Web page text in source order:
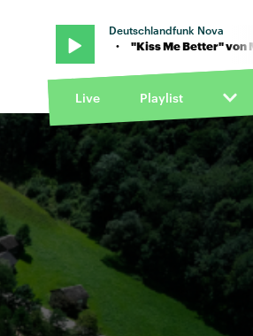
Deutschlandfunk Nova
· "Kiss Me Better" von Mercer
Live Playlist